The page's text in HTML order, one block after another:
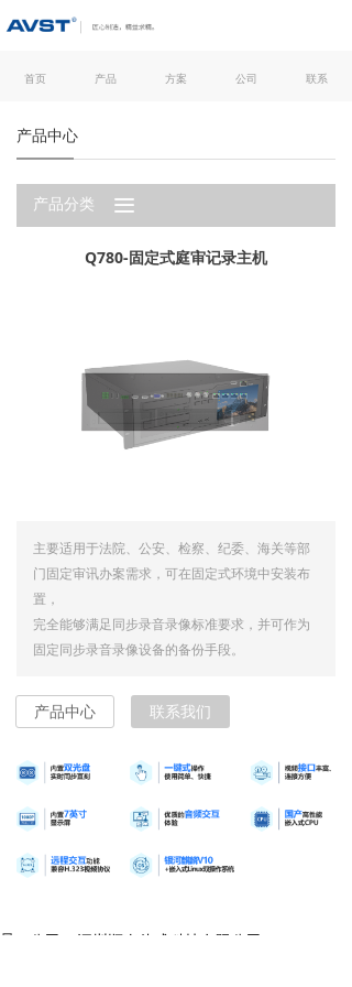
首页 产品 方案 公司 联系
主要适用于法院、公安、检察、纪委、海关等部
门固定审讯办案需求，可在固定式环境中安装布
置，
完全能够满足同步录音录像标准要求，并可作为
固定同步录音录像设备的备份手段。
产品中心 联系我们
产品中心
끀
产品分类
Q780-固定式庭审记录主机
公司名称：
深圳顺泰伟成科技有限公司